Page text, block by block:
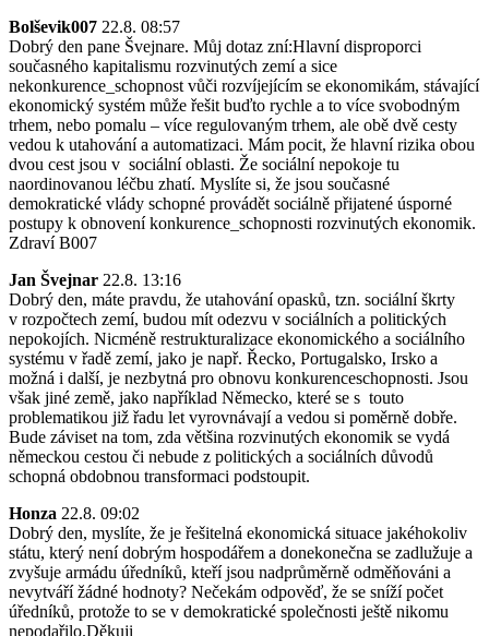
Bolševik007 22.8. 08:57
Dobrý den pane Švejnare. Můj dotaz zní:Hlavní disproporci
současného kapitalismu rozvinutých zemí a sice
nekonkurence_schopnost vůči rozvíjejícím se ekonomikám, stávající
ekonomický systém může řešit buďto rychle a to více svobodným
trhem, nebo pomalu – více regulovaným trhem, ale obě dvě cesty
vedou k utahování a automatizaci. Mám pocit, že hlavní rizika obou
dvou cest jsou v sociální oblasti. Že sociální nepokoje tu
naordinovanou léčbu zhatí. Myslíte si, že jsou současné
demokratické vlády schopné provádět sociálně přijatené úsporné
postupy k obnovení konkurence_schopnosti rozvinutých ekonomik.
Zdraví B007
Jan Švejnar 22.8. 13:16
Dobrý den, máte pravdu, že utahování opasků, tzn. sociální škrty
v rozpočtech zemí, budou mít odezvu v sociálních a politických
nepokojích. Nicméně restrukturalizace ekonomického a sociálního
systému v řadě zemí, jako je např. Řecko, Portugalsko, Irsko a
možná i další, je nezbytná pro obnovu konkurenceschopnosti. Jsou
však jiné země, jako například Německo, které se s touto
problematikou již řadu let vyrovnávají a vedou si poměrně dobře.
Bude záviset na tom, zda většina rozvinutých ekonomik se vydá
německou cestou či nebude z politických a sociálních důvodů
schopná obdobnou transformaci podstoupit.
Honza 22.8. 09:02
Dobrý den, myslíte, že je řešitelná ekonomická situace jakéhokoliv
státu, který není dobrým hospodářem a donekonečna se zadlužuje a
zvyšuje armádu úředníků, kteří jsou nadprůměrně odměňováni a
nevytváří žádné hodnoty? Nečekám odpověď, že se sníží počet
úředníků, protože to se v demokratické společnosti ještě nikomu
nepodařilo.Děkuji